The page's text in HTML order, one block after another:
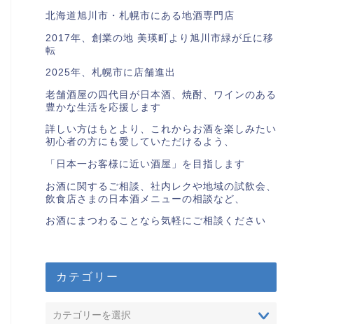
北海道旭川市・札幌市にある地酒専門店
2017年、創業の地 美瑛町より旭川市緑が丘に移
転
2025年、札幌市に店舗進出
老舗酒屋の四代目が日本酒、焼酎、ワインのある
豊かな生活を応援します
詳しい方はもとより、これからお酒を楽しみたい
初心者の方にも愛していただけるよう、
「日本一お客様に近い酒屋」を目指します
お酒に関するご相談、社内レクや地域の試飲会、
飲食店さまの日本酒メニューの相談など、
お酒にまつわることなら気軽にご相談ください
カテゴリー